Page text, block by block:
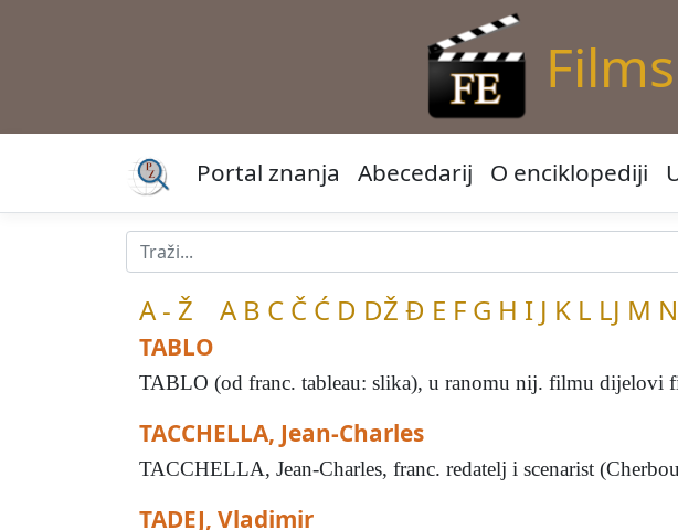
Portal znanja Abecedarij O enciklopediji
A - Ž A B C Č Ć D DŽ Đ E F G H I J K L LJ M N
TABLO
TABLO (od franc. tableau: slika), u ranomu nij. filmu dijelovi
TACCHELLA, Jean-Charles
TACCHELLA, Jean-Charles, franc. redatelj i scenarist
TADEJ, Vladimir